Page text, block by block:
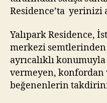
Residence’ta yerinizi
Yalıpark Residence,
merkezi
ayrıcalıklı
vermeyen, konfordan
beğenenlerin